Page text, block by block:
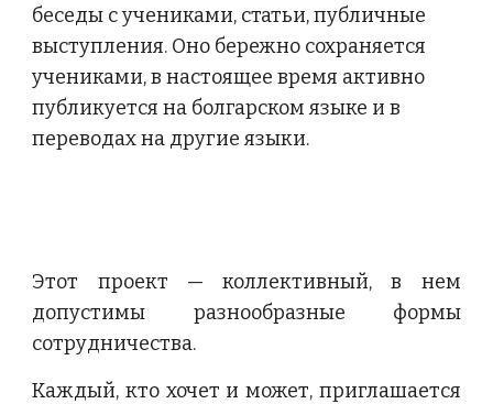
беседы с учениками, статьи, публичные
выступления. Оно бережно сохраняется
учениками, в настоящее время активно
публикуется на болгарском языке и в
переводах на другие языки.
Этот проект — коллективный, в нем
допустимы разнообразные формы
сотрудничества.
Каждый, кто хочет и может, приглашается